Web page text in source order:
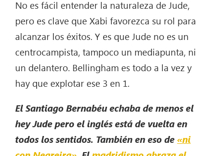
No es fácil entender la naturaleza de Jude,
pero es clave que Xabi favorezca su rol para
alcanzar los éxitos. Y es que Jude no es un
centrocampista, tampoco un mediapunta, ni
un delantero. Bellingham es todo a la vez y
hay que explotar ese 3 en 1.
El Santiago Bernabéu echaba de menos el
hey Jude pero el inglés está de vuelta en
todos los sentidos. También en eso de«ni